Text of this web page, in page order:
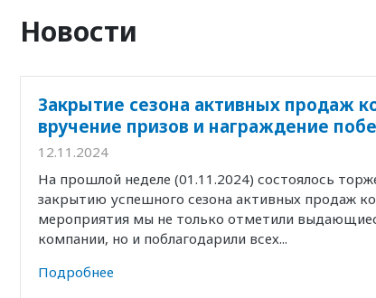
Новости
Закрытие сезона активных продаж
вручение призов и награждение
12.11.2024
На прошлой неделе (01.11.2024) состоялось
закрытию успешного сезона активных продаж
мероприятия мы не только отметили
компании, но и поблагодарили всех...
Подробнее